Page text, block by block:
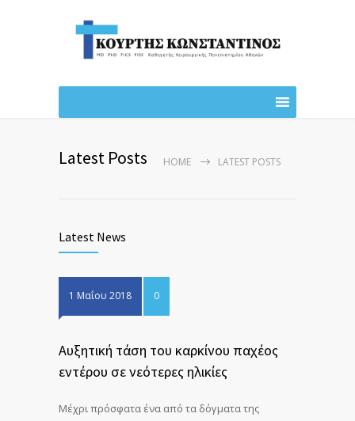
Latest Posts HOME LATEST POSTS
Latest News
1 Μαΐου 2018 0
Αυξητική τάση του καρκίνου παχέος
εντέρου σε νεότερες ηλικίες
Μέχρι πρόσφατα ένα από τα δόγματα της